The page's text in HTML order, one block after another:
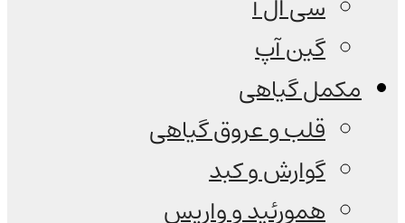
سی ال آ
گین آپ
مکمل گیاهی
قلب و عروق گیاهی
گوارش و کبد
همورئید و واریس